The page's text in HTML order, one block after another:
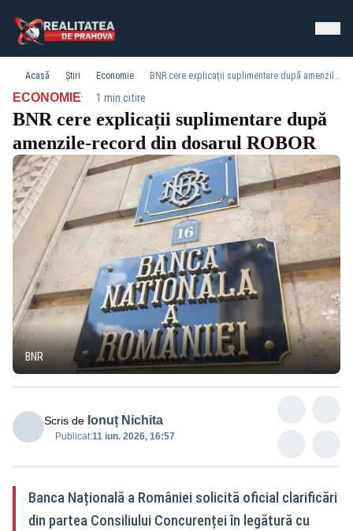
Acasă Știri Economie BNR cere explicații suplimentare după amenzile-record din dosarul ROBOR
ECONOMIE· 1 min citire
BNR cere explicații suplimentare după
amenzile-record din dosarul ROBOR
BNR
Scris de Ionuț Nichita
Publicat:11 iun. 2026, 16:57
Banca Națională a României solicită oficial clarificări
din partea Consiliului Concurenței în legătură cu